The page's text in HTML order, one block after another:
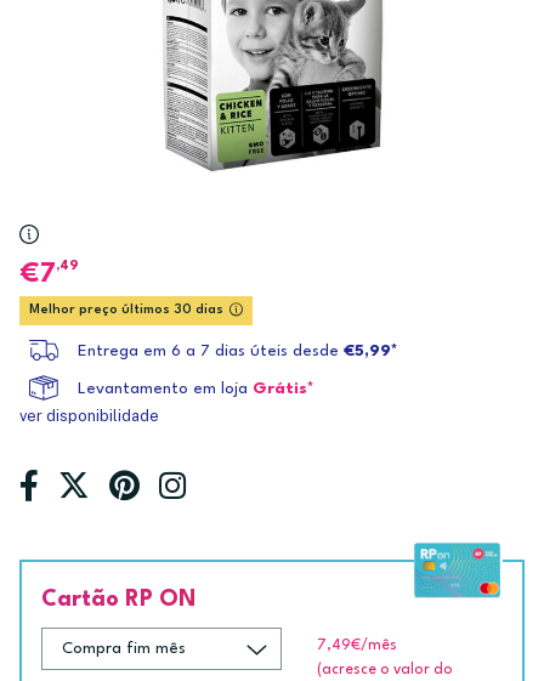
7,49
Melhor preço últimos 30 dias
Entrega em 6 a 7 dias úteis desde €5,99*
Levantamento em loja Grátis*
ver disponibilidade
Cartão RP ON
7,49€/mês
(acresce o valor do